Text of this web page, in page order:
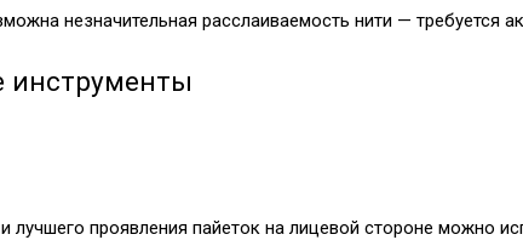
незначительная расслаиваемость нити — требуется
инструменты
лучшего проявления пайеток на лицевой стороне можно